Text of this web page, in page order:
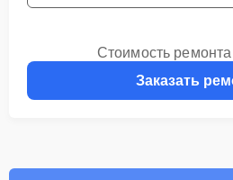
Заказать
Стоимость